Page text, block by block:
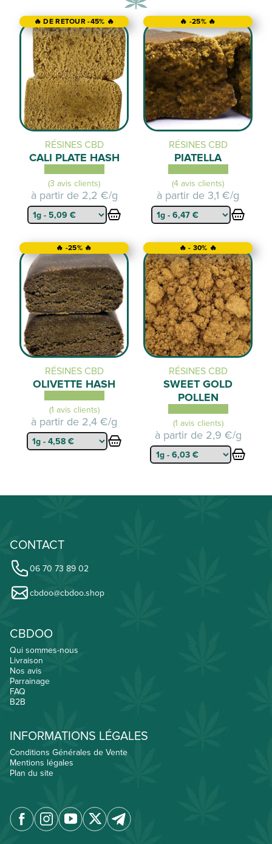
🔥 DE RETOUR -45% 🔥
RÉSINES CBD
CALI PLATE HASH
(3 avis clients)
à partir de 2,2 €/g
🔥 -25% 🔥
RÉSINES CBD
PIATELLA
(4 avis clients)
à partir de 3,1 €/g
🔥 -25% 🔥
RÉSINES CBD
OLIVETTE HASH
(1 avis clients)
à partir de 2,4 €/g
🔥 - 30% 🔥
RÉSINES CBD
SWEET GOLD
POLLEN
(1 avis clients)
à partir de 2,9 €/g
CONTACT
06 70 73 89 02
cbdoo@cbdoo.shop
CBDOO
Qui sommes-nous
Livraison
Nos avis
Parrainage
FAQ
B2B
INFORMATIONS LÉGALES
Conditions Générales de Vente
Mentions légales
Plan du site